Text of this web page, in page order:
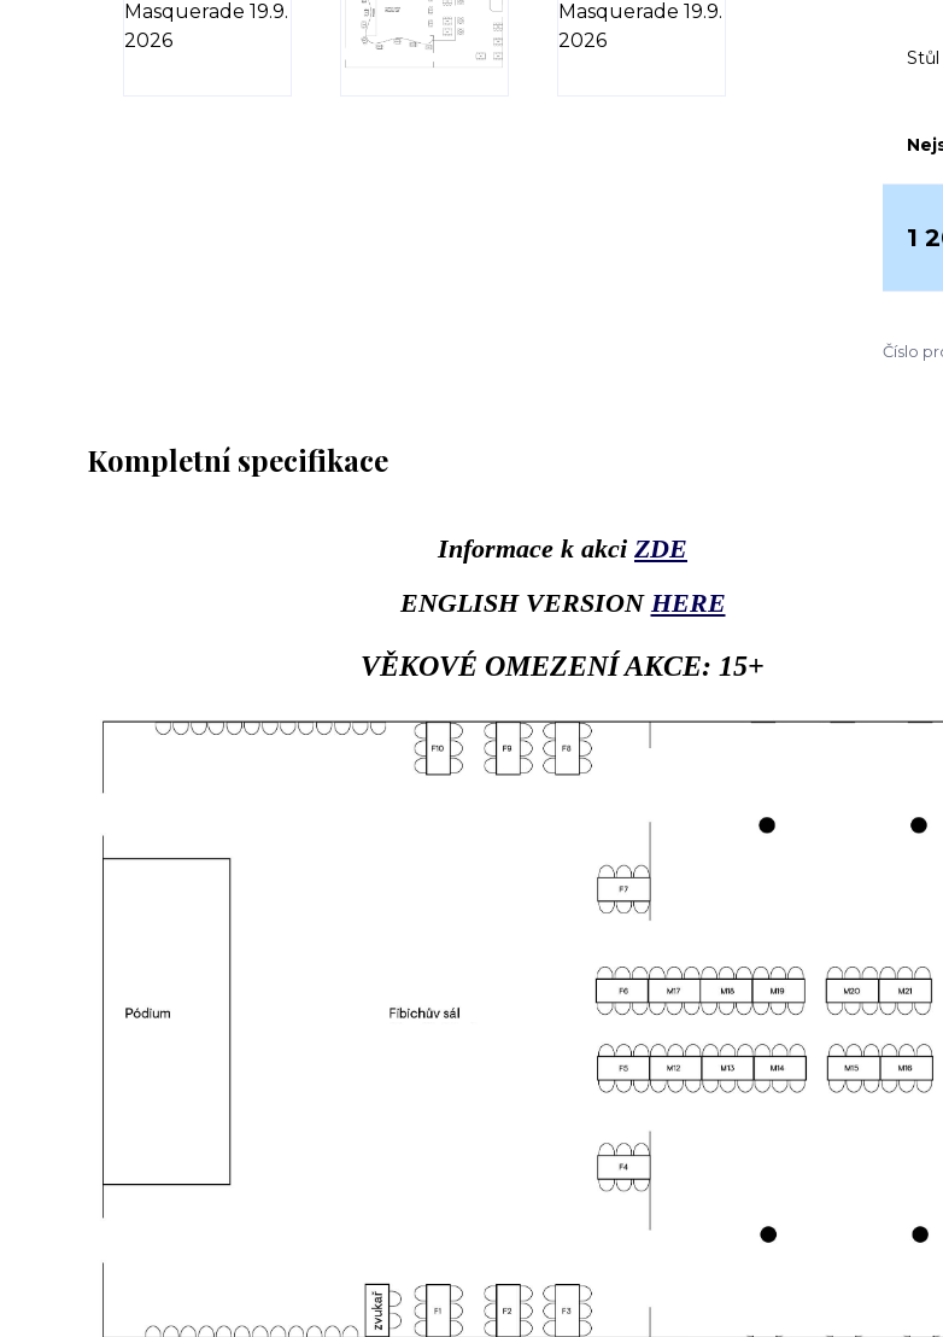
Stůl
1
Číslo
Kompletní specifikace
Informace k akci ZDE
ENGLISH VERSION HERE
VĚKOVÉ OMEZENÍ AKCE: 15+